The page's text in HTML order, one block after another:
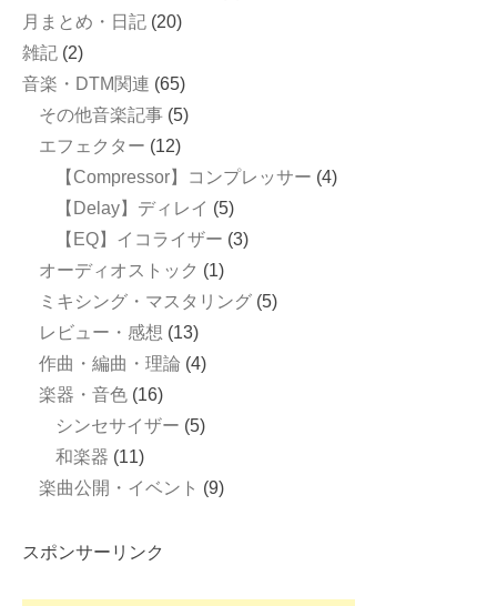
月まとめ・日記 (20)
雑記 (2)
音楽・DTM関連 (65)
その他音楽記事 (5)
エフェクター (12)
【Compressor】コンプレッサー (4)
【Delay】ディレイ (5)
【EQ】イコライザー (3)
オーディオストック (1)
ミキシング・マスタリング (5)
レビュー・感想 (13)
作曲・編曲・理論 (4)
楽器・音色 (16)
シンセサイザー (5)
和楽器 (11)
楽曲公開・イベント (9)
スポンサーリンク